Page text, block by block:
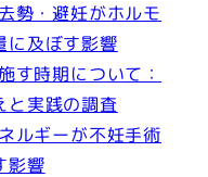
勢・避妊がホルモ
に及ぼす影響
す時期について：
と実践の調査
ルギーが不妊手術
影響